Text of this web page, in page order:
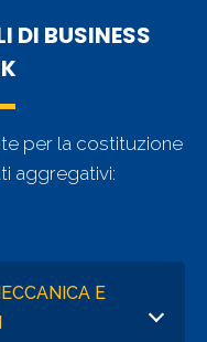
DI BUSINESS
per la costituzione
aggregativi:
E